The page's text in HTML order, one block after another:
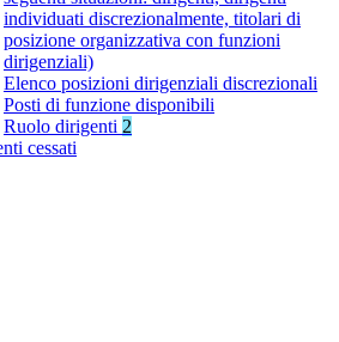
individuati discrezionalmente, titolari di
posizione organizzativa con funzioni
dirigenziali)
Elenco posizioni dirigenziali discrezionali
Posti di funzione disponibili
Ruolo dirigenti 2
cessati